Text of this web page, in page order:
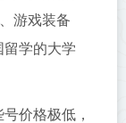
游戏装备
留学的大学
价格极低，